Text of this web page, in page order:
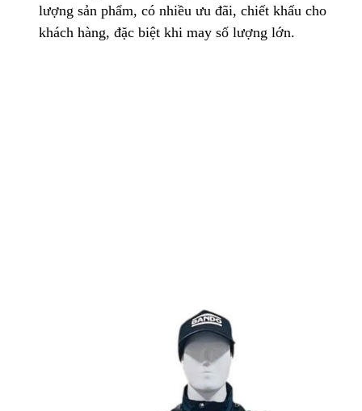
lượng sản phẩm, có nhiều ưu đãi, chiết khấu cho
khách hàng, đặc biệt khi may số lượng lớn.